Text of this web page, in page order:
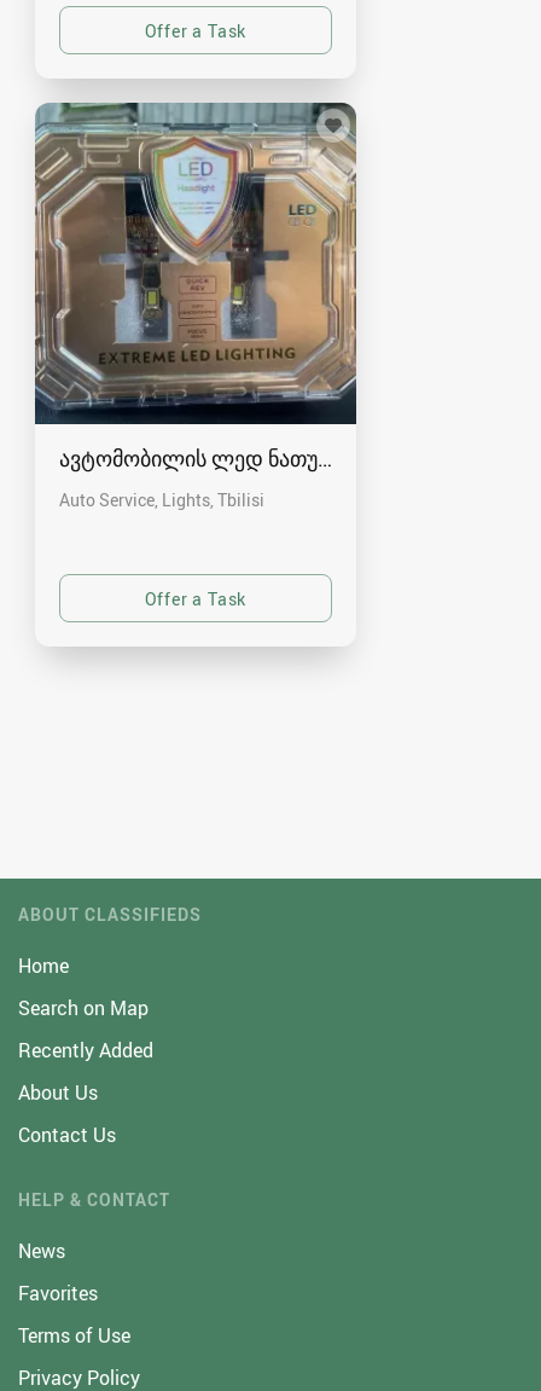
ავტომობილის ლედ ნათურები გარანტიით
Auto Service, Lights Tbilisi
ABOUT CLASSIFIEDS
Home
Search on Map
Recently Added
About Us
Contact Us
HELP & CONTACT
News
Favorites
Terms of Use
Privacy Policy